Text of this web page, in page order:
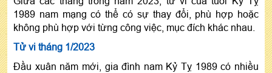
1989 nam mạng có thể có sự thay đổi, phù hợp hoặc
không phù hợp với từng công việc, mục đích khác nhau.
Tử vi tháng 1/2023
Đầu xuân năm mới, gia đình nam Kỷ Tỵ 1989 có nhiều